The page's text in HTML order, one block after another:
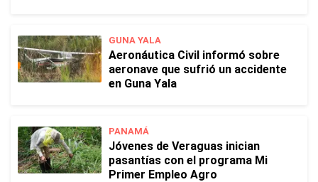
GUNA YALA
Aeronáutica Civil informó sobre
aeronave que sufrió un accidente
en Guna Yala
PANAMÁ
Jóvenes de Veraguas inician
pasantías con el programa Mi
Primer Empleo Agro